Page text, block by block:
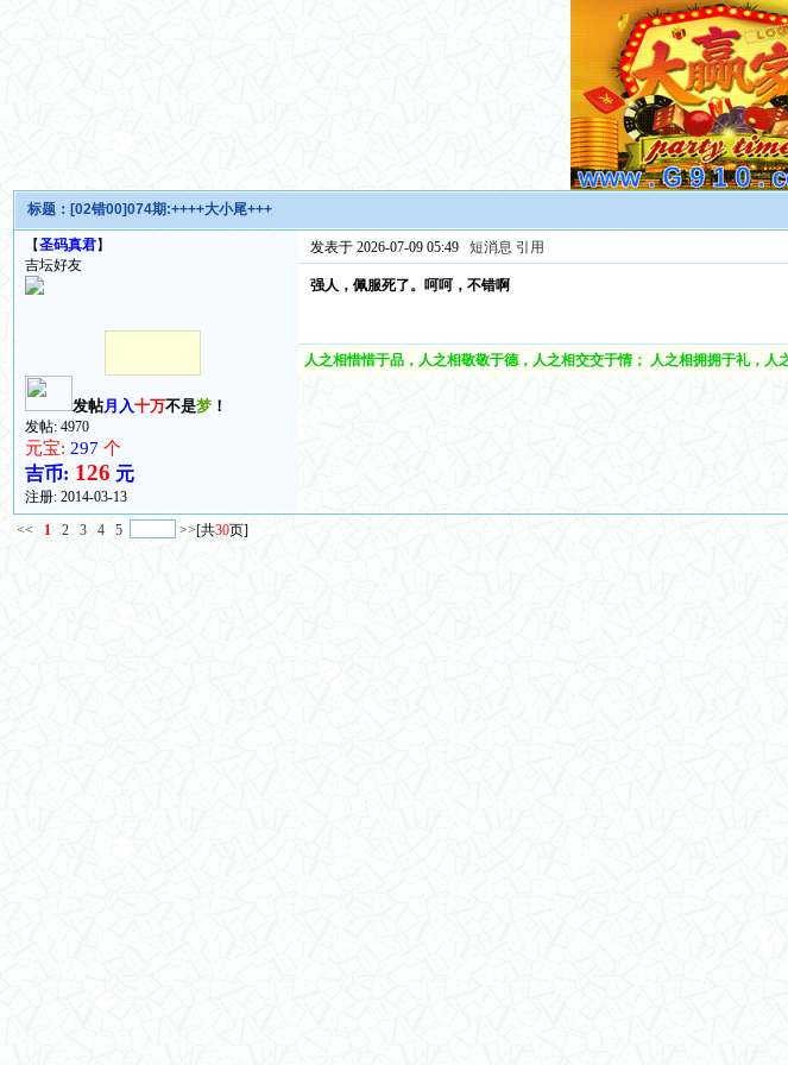
标题： [02错00]074期:++++大小尾+++
【圣码真君】
吉坛好友
发帖月入十万不是梦 ！
发帖: 4970
元宝: 297个
吉币: 126 元
注册:2014-03-13
发表于 2026-07-09 05:49短消息 引用
强人，佩服死了。呵呵，不错啊
人之相惜惜于品，人之相敬敬于德，人之相交交于情； 人之相拥拥于礼，人
<< 1 2 3 4 5 >>[共30页]